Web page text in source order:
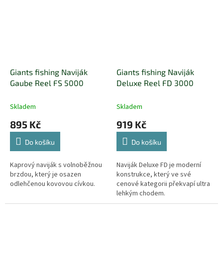
Giants fishing Naviják
Gaube Reel FS 5000
Skladem
895 Kč
Do košíku
Kaprový naviják s volnoběžnou
brzdou, který je osazen
odlehčenou kovovou cívkou.
Giants fishing Naviják
Deluxe Reel FD 3000
Skladem
919 Kč
Do košíku
Naviják Deluxe FD je moderní
konstrukce, který ve své
cenové kategorii překvapí ultra
lehkým chodem.